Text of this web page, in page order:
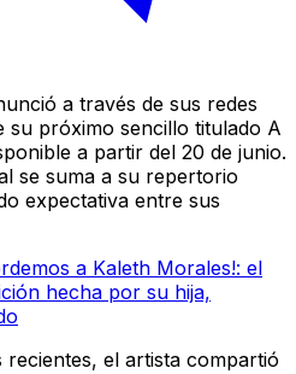
a través de sus redes
su próximo sencillo titulado A
a partir del 20 de junio.
se suma a su repertorio
expectativa entre sus
a Kaleth Morales!: el
hecha por su hija,
recientes, el artista compartió